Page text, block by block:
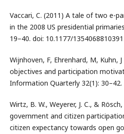
Vaccari, C. (2011) A tale of two e-
in the 2008 US presidential
19–40. doi: 10.1177/
Wijnhoven, F, Ehrenhard, M, Kuhn,
objectives and participation
Information Quarterly 32(1): 30–42.
Wirtz, B. W., Weyerer, J. C., &
government and citizen
citizen expectancy towards open